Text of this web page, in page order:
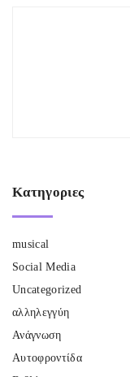
Κατηγοριες
musical
Social Media
Uncategorized
αλληλεγγύη
Ανάγνωση
Αυτοφροντίδα